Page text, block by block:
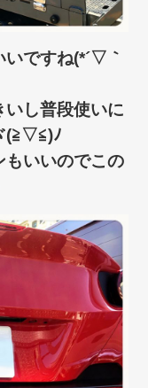
ですね(*´▽｀
いし普段使いに
(≧▽≦)ﾉ
もいいのでこの